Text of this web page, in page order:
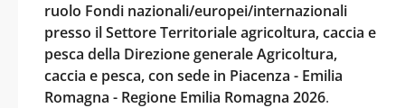
ruolo Fondi nazionali/europei/internazionali
presso il Settore Territoriale agricoltura, caccia e
pesca della Direzione generale Agricoltura,
caccia e pesca, con sede in Piacenza - Emilia
Romagna - Regione Emilia Romagna 2026.